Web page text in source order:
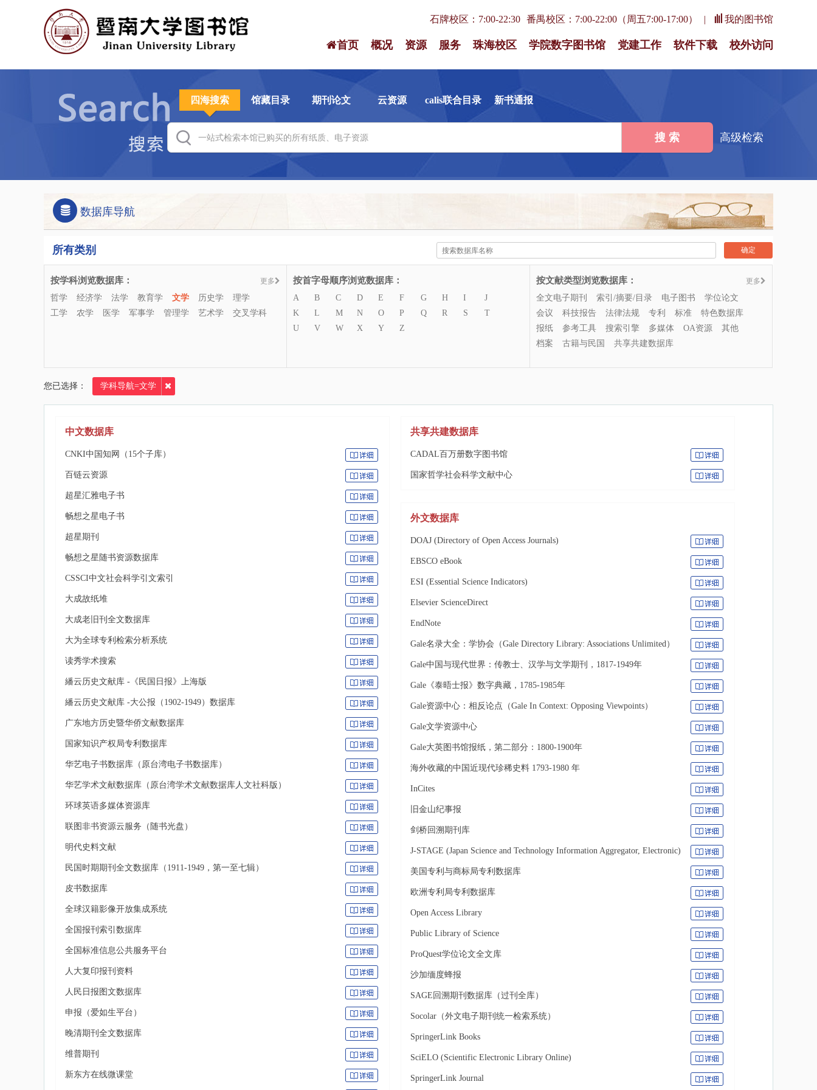
石牌校区：7:00-22:30 番禺校区：7:00-22:00（周五7:00-17:00） 我的图书馆
首页 概况 资源 服务 珠海校区 学院数字图书馆 党建工作 软件下载 校外访问
四海搜索 馆藏目录 期刊论文 云资源 calis联合目录 新书通报
搜 索 高级检索
数据库导航
所有类别 确定
按学科浏览数据库： 更多
哲学 经济学 法学 教育学 文学 历史学
理学
工学
农学 医学 军事学 管理学 艺术学 交叉学科
按首字母顺序浏览数据库：
A B C D E F G H I
J
K
L M N O P Q R S
T
U
V W X Y Z
按文献类型浏览数据库： 更多
全文电子期刊 索引/摘要/目录 电子图书
学位论文
会议
科技报告 法律法规 专利 标准
特色数据库
报纸
参考工具 搜索引擎 多媒体 OA资源
其他
档案
古籍与民国 共享共建数据库
您已选择： 学科导航=文学
中文数据库
CNKI中国知网（15个子库）
百链云资源
超星汇雅电子书
畅想之星电子书
超星期刊
畅想之星随书资源数据库
CSSCI中文社会科学引文索引
大成故纸堆
大成老旧刊全文数据库
大为全球专利检索分析系统
读秀学术搜索
繙云历史文献库 -《民国日报》上海版
繙云历史文献库 -大公报（1902-1949）数据库
广东地方历史暨华侨文献数据库
国家知识产权局专利数据库
华艺电子书数据库（原台湾电子书数据库）
华艺学术文献数据库（原台湾学术文献数据库人文社科版）
环球英语多媒体资源库
联图非书资源云服务（随书光盘）
明代史料文献
民国时期期刊全文数据库（1911-1949，第一至七辑）
皮书数据库
全球汉籍影像开放集成系统
全国报刊索引数据库
全国标准信息公共服务平台
人大复印报刊资料
人民日报图文数据库
申报（爱如生平台）
晚清期刊全文数据库
维普期刊
新东方在线微课堂
共享共建数据库
CADAL百万册数字图书馆
国家哲学社会科学文献中心
外文数据库
DOAJ (Directory of Open Access Journals)
EBSCO eBook
ESI (Essential Science Indicators)
Elsevier ScienceDirect
EndNote
Gale名录大全：学协会（Gale Directory Library: Associations Unlimited）
Gale中国与现代世界：传教士、汉学与文学期刊，1817-1949年
Gale《泰晤士报》数字典藏，1785-1985年
Gale资源中心：相反论点（Gale In Context: Opposing Viewpoints）
Gale文学资源中心
Gale大英图书馆报纸，第二部分：1800-1900年
海外收藏的中国近现代珍稀史料 1793-1980 年
InCites
旧金山纪事报
剑桥回溯期刊库
J-STAGE (Japan Science and Technology Information Aggregator, Electronic)
美国专利与商标局专利数据库
欧洲专利局专利数据库
Open Access Library
Public Library of Science
ProQuest学位论文全文库
沙加缅度蜂报
SAGE回溯期刊数据库（过刊全库）
Socolar（外文电子期刊统一检索系统）
SpringerLink Books
SciELO (Scientific Electronic Library Online)
SpringerLink Journal